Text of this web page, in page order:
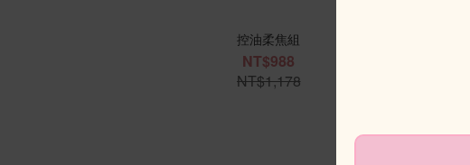
控油柔焦組
NT$988
NT$1,178